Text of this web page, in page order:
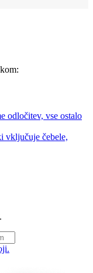
odločitev, vse ostalo
vključuje čebele,